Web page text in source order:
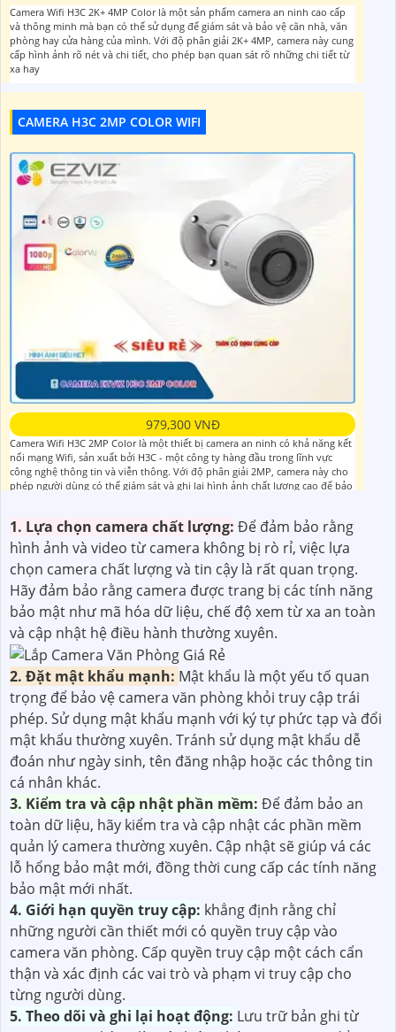
Camera Wifi H3C 2K+ 4MP Color là một sản phẩm camera an ninh cao cấp
và thông minh mà bạn có thể sử dụng để giám sát và bảo vệ căn nhà, văn
phòng hay cửa hàng của mình. Với độ phân giải 2K+ 4MP, camera này cung
cấp hình ảnh rõ nét và chi tiết, cho phép bạn quan sát rõ những chi tiết từ
xa hay
CAMERA H3C 2MP COLOR WIFI
979,300 VNĐ
Camera Wifi H3C 2MP Color là một thiết bị camera an ninh có khả năng kết
nối mạng Wifi, sản xuất bởi H3C - một công ty hàng đầu trong lĩnh vực
công nghệ thông tin và viễn thông. Với độ phân giải 2MP, camera này cho
phép người dùng có thể giám sát và ghi lại hình ảnh chất lượng cao để bảo
1. Lựa chọn camera chất lượng: Để đảm bảo rằng
hình ảnh và video từ camera không bị rò rỉ, việc lựa
chọn camera chất lượng và tin cậy là rất quan trọng.
Hãy đảm bảo rằng camera được trang bị các tính năng
bảo mật như mã hóa dữ liệu, chế độ xem từ xa an toàn
và cập nhật hệ điều hành thường xuyên.
2. Đặt mật khẩu mạnh: Mật khẩu là một yếu tố quan
trọng để bảo vệ camera văn phòng khỏi truy cập trái
phép. Sử dụng mật khẩu mạnh với ký tự phức tạp và đổi
mật khẩu thường xuyên. Tránh sử dụng mật khẩu dễ
đoán như ngày sinh, tên đăng nhập hoặc các thông tin
cá nhân khác.
3. Kiểm tra và cập nhật phần mềm: Để đảm bảo an
toàn dữ liệu, hãy kiểm tra và cập nhật các phần mềm
quản lý camera thường xuyên. Cập nhật sẽ giúp vá các
lỗ hổng bảo mật mới, đồng thời cung cấp các tính năng
bảo mật mới nhất.
4. Giới hạn quyền truy cập: khẳng định rằng chỉ
những người cần thiết mới có quyền truy cập vào
camera văn phòng. Cấp quyền truy cập một cách cẩn
thận và xác định các vai trò và phạm vi truy cập cho
từng người dùng.
5. Theo dõi và ghi lại hoạt động: Lưu trữ bản ghi từ